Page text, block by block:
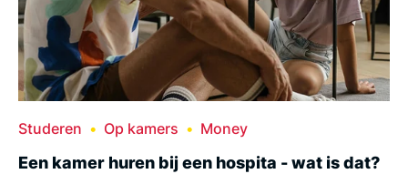
Studeren Op kamers Money
Een kamer huren bij een hospita - wat is dat?